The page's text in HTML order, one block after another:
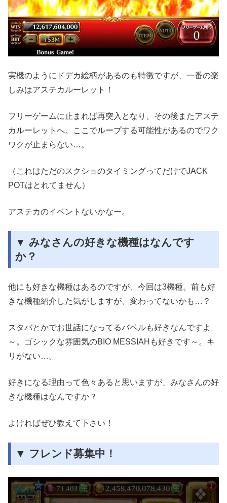
実機のようにドデカ絵柄があるのも特徴ですが、一番の楽
しみはアステカルーレット！
フリーゲームに止まれば再突入となり、その後またアステ
カルーレットへ。ここでループする可能性があるのでワク
ワクが止まらない…。
（これはただのスクショのタイミングってだけでJACK
POTはとれてません）
アステカのイベントないかなー。
▼ みなさんの好きな機種はなんです
か？
他にも好きな機種はあるのですが、今回は3機種。前も好
きな機種紹介した気がしますが、変わってないかも…？
スタバとかでお世話になってるバベルも好きなんですよ
～。ゴシックな雰囲気のBIO MESSIAHも好きです～。キ
リがない…。
好きになる理由って色々あると思いますが、みなさんの好
きな機種はなんですか？
よければぜひ教えて下さい！
▼ フレンド募集中！